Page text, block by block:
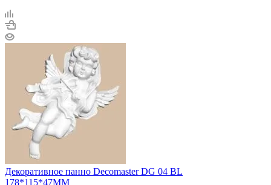
Декоративное панно Decomaster DG 04 BL
178*115*47ММ